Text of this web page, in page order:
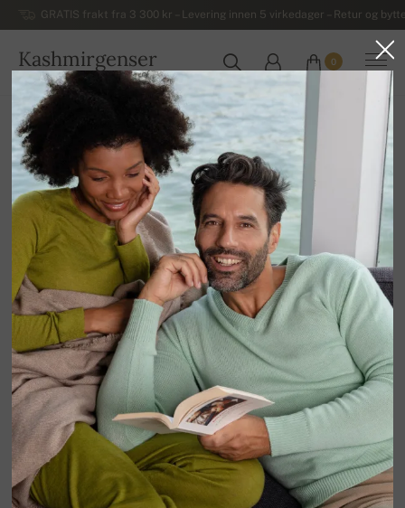
GRATIS frakt fra 3 300 kr – Levering innen 5 virkedager – Retur og
Kashmirgenser
NORGE
0
Hjem
Luksuriøse damegensere i kashmir
Damegensere i kashmir med høy hals